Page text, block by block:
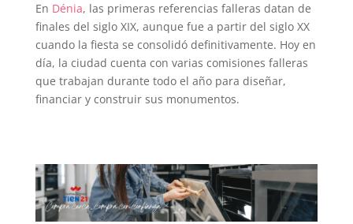
En Dénia, las primeras referencias falleras datan de
finales del siglo XIX, aunque fue a partir del siglo XX
cuando la fiesta se consolidó definitivamente. Hoy en
día, la ciudad cuenta con varias comisiones falleras
que trabajan durante todo el año para diseñar,
financiar y construir sus monumentos.